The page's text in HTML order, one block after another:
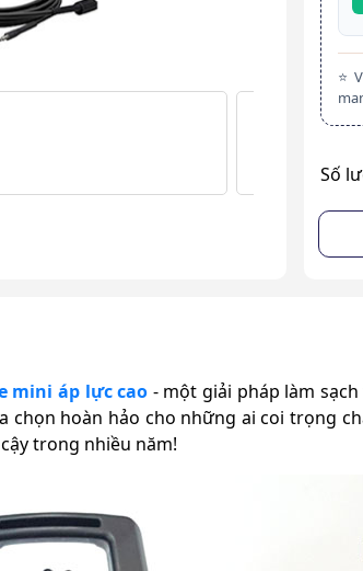
⭐
Số
mini áp lực cao - một giải pháp làm
chọn hoàn hảo cho những ai coi trọng
trong nhiều năm!